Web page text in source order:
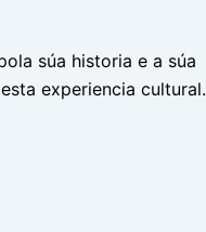
súa historia e a súa
experiencia cultural.